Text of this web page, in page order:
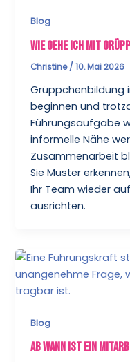
Blog
Wie gehe ich mit
Christine/10. Mai 2026
Grüppchenbildung
beginnen und
Führungsaufgabe
informelle Nähe
Zusammenarbeit
Sie Muster
Ihr Team wieder
ausrichten.
Blog
Ab wann ist ein